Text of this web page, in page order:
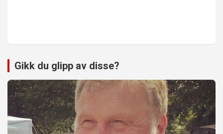
Gikk du glipp av disse?